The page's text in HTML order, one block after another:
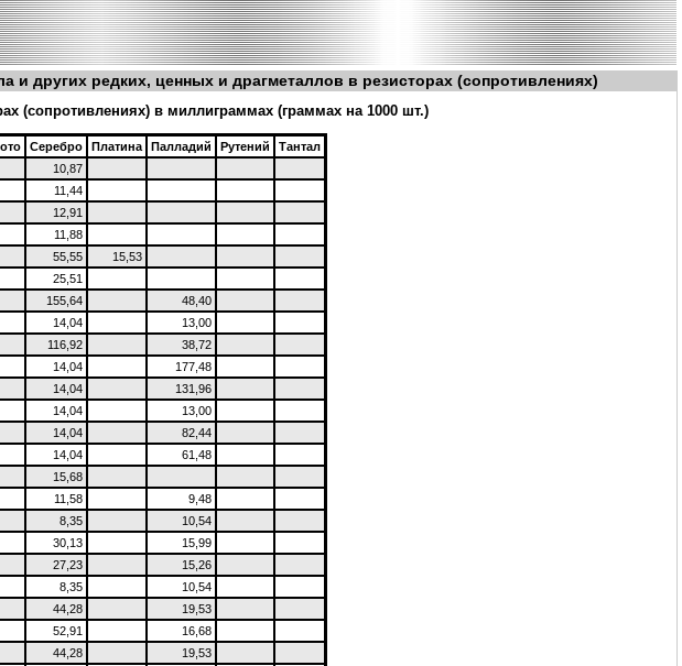
и других редких, ценных и драгметаллов в резисторах (сопротивлениях)
(сопротивлениях) в миллиграммах (граммах на 1000 шт.)
Серебро Платина Палладий Рутений
Тантал
10,87
11,44
12,91
11,88
55,55
15,53
25,51
155,64
48,40
14,04
13,00
116,92
38,72
14,04
177,48
14,04
131,96
14,04
13,00
14,04
82,44
14,04
61,48
15,68
11,58
9,48
8,35
10,54
30,13
15,99
27,23
15,26
8,35
10,54
44,28
19,53
52,91
16,68
44,28
19,53